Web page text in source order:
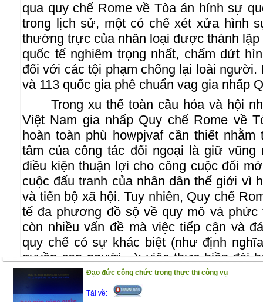
qua quy chế Rome về Tòa án hính sự
trong lịch sử, một có chế xét xửa hình
thường trực của nhân loại được thành
quốc tế nghiêm trọng nhất, chấm dứt
đối với các tội phạm chống lại loài người.
và 113 quốc gia phê chuẩn vag gia nhấp
Trong xu thế toàn cầu hóa và hội
Việt Nam gia nhấp Quy chế Rome về
hoàn toàn phù howpjvaf cần thiết
tâm của công tác đối ngoại là giữ
điều kiện thuận lợi cho công cuộc đổi
cuộc đấu tranh của nhân dân thế giới vì
và tiến bộ xã hội. Tuy nhiên, Quy chế
tế đa phương đồ sộ về quy mô và phức
còn nhiều vấn đề mà việc tiếp cận và
quy chế có sự khác biệt (như định
quyền con người…); việc thực hiền đòi
đối khắt khe, có thể ảnh hưởng tới
đặc biệt đòi hỏi phải sửa đổi, bổ sung
Đạo đức công chức trong thực thi công vụ
Tải về: